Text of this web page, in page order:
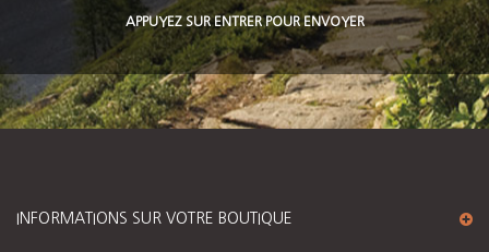
APPUYEZ SUR ENTRER POUR ENVOYER
INFORMATIONS SUR VOTRE BOUTIQUE